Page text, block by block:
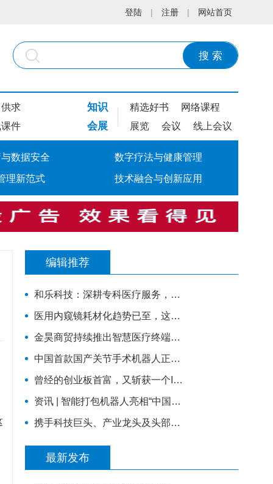
登陆 | 注册 | 网站首页
搜 索
供求
件
知识 精选好书 网络课程
会展 展览 会议 线上会议
数据安全 数字疗法与健康管理
理新范式 技术融合与创新应用
编辑推荐
和乐科技：深耕专科医疗服务，构建智慧产科4.0的全流程闭环管理
医用内窥镜耗材化趋势已至，这家企业凭一次性宫腔镜强势入局 | 复星·星未来创业营
金昊商贸持续推出智慧医疗终端，全力布局移动医疗市场
中国首款国产关节手术机器人正式量产下线！
曾经的创业板首富，又斩获一个IPO，市值超百亿
资讯 | 智能打包机器人亮相“中国医疗机器人产业创新大会”！
携手科技巨头、产业龙头及头部医院，锦瑟医疗如何发力混合现实手术导航？
最新发布